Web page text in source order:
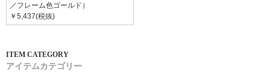
／フレーム色ゴールド）
￥5,437(税抜)
アイテムカテゴリー